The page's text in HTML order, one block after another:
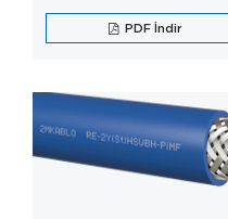
PDF İndir